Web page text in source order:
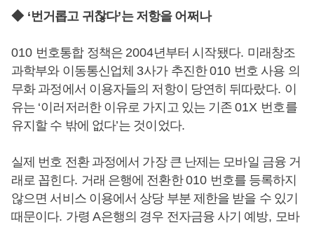
◆ ‘번거롭고 귀찮다’는 저항을 어쩌나
010 번호통합 정책은 2004년부터 시작됐다. 미래창조
과학부와 이동통신업체 3사가 추진한010 번호 사용 의
무화 과정에서 이용자들의 저항이 당연히 뒤따랐다. 이
유는 ‘이러저러한 이유로 가지고 있는 기존01X 번호를
유지할 수 밖에 없다’는 것이었다.
실제 번호 전환 과정에서 가장 큰 난제는 모바일 금융 거
래로 꼽힌다. 거래 은행에 전환한010 번호를 등록하지
않으면 서비스 이용에서 상당 부분 제한을 받을 수 있기
때문이다. 가령 A은행의 경우 전자금융 사기 예방, 모바